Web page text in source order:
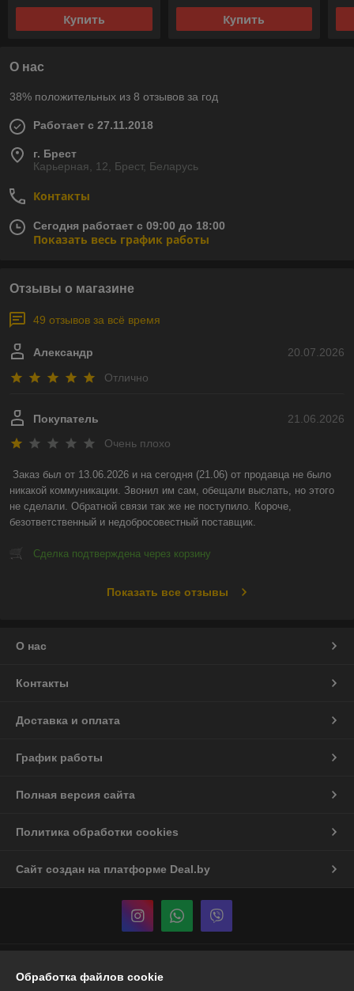
Купить Купить
О нас
38% положительных из 8 отзывов за год
Работает с 27.11.2018
г. Брест
Карьерная, 12, Брест, Беларусь
Контакты
Сегодня работает с 09:00 до 18:00
Показать весь график работы
Отзывы о магазине
49 отзывов за всё время
20.07.2026
Александр
Отлично
21.06.2026
Покупатель
Очень плохо
Заказ был от 13.06.2026 и на сегодня (21.06) от продавца не было
никакой коммуникации. Звонил им сам, обещали выслать, но этого
не сделали. Обратной связи так же не поступило. Короче,
безответственный и недобросовестный поставщик.
Сделка подтверждена через корзину
Показать все отзывы
О нас
Контакты
Доставка и оплата
График работы
Полная версия сайта
Политика обработки cookies
Сайт создан на платформе Deal.by
Обработка файлов cookie